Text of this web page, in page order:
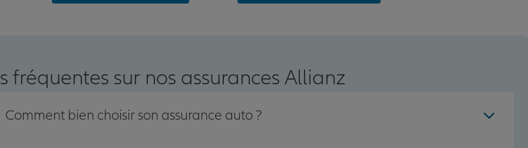
fréquentes sur nos assurances Allianz
Comment bien choisir son assurance auto ?